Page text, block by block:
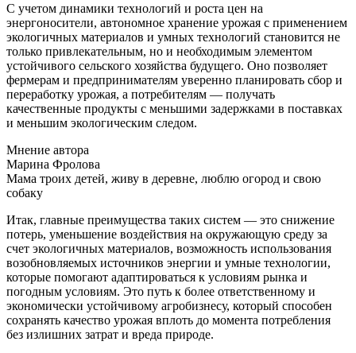
С учетом динамики технологий и роста цен на
энергоносители, автономное хранение урожая с применением
экологичных материалов и умных технологий становится не
только привлекательным, но и необходимым элементом
устойчивого сельского хозяйства будущего. Оно позволяет
фермерам и предпринимателям уверенно планировать сбор и
переработку урожая, а потребителям — получать
качественные продукты с меньшими задержками в поставках
и меньшим экологическим следом.
Мнение автора
Марина Фролова
Мама троих детей, живу в деревне, люблю огород и свою
собаку
Итак, главные преимущества таких систем — это снижение
потерь, уменьшение воздействия на окружающую среду за
счет экологичных материалов, возможность использования
возобновляемых источников энергии и умные технологии,
которые помогают адаптироваться к условиям рынка и
погодным условиям. Это путь к более ответственному и
экономически устойчивому агробизнесу, который способен
сохранять качество урожая вплоть до момента потребления
без излишних затрат и вреда природе.